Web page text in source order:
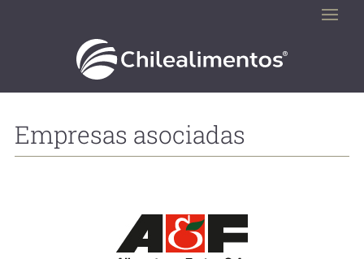
Empresas asociadas